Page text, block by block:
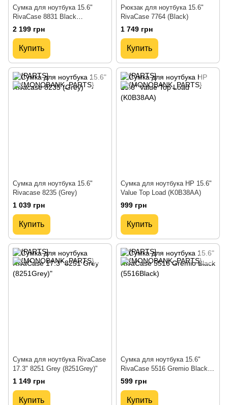
Сумка для ноутбука 15.6"
RivaCase 8831 Black
(8831Black)
2 199 грн
Купить
Рюкзак для ноутбука 15.6"
RivaCase 7764 (Black)
1 749 грн
Купить
Сумка для ноутбука 15.6"
Rivacase 8235 (Grey)
1 039 грн
Купить
Сумка для ноутбука HP 15.6"
Value Top Load (K0B38AA)
999 грн
Купить
Сумка для ноутбука RivaCase
17.3" 8251 Grey (8251Grey)"
1 149 грн
Купить
Сумка для ноутбука 15.6"
RivaCase 5516 Gremio Black
(5516Black)
599 грн
Купить